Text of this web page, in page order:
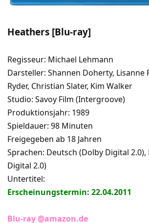
Heathers [Blu-ray]
Regisseur: Michael Lehmann
Darsteller: Shannen Doherty, Lisanne
Ryder, Christian Slater, Kim Walker
Studio: Savoy Film (Intergroove)
Produktionsjahr: 1989
Spieldauer: 98 Minuten
Freigegeben ab 18 Jahren
Sprachen: Deutsch (Dolby Digital 2.0),
Digital 2.0)
Untertitel:
Erscheinungstermin: 22.04.2011
Blu-ray @amazon.de